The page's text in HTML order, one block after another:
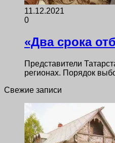
11.12.2021
0
«Два срока
Представители
регионах. Порядок
Свежие записи